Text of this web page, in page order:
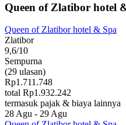
Queen of Zlatibor hotel
Queen of Zlatibor hotel & Spa
Zlatibor
9,6/10
Sempurna
(29 ulasan)
Rp1.711.748
total Rp1.932.242
termasuk pajak & biaya lainnya
28 Agu - 29 Agu